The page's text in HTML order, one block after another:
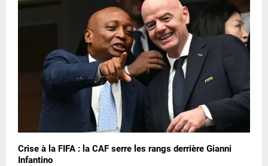
Crise à la FIFA : la CAF serre les rangs derrière Gianni
Infantino